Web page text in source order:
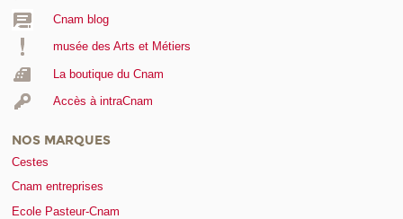
Cnam blog
musée des Arts et Métiers
La boutique du Cnam
Accès à intraCnam
NOS MARQUES
Cestes
Cnam entreprises
Ecole Pasteur-Cnam